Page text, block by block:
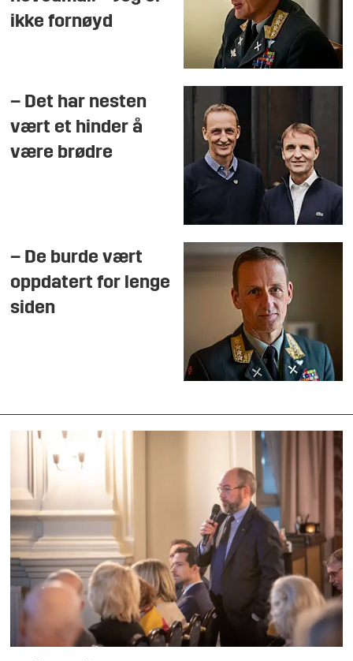
ikke fornøyd
– Det har nesten
vært et hinder å
være brødre
– De burde vært
oppdatert for lenge
siden